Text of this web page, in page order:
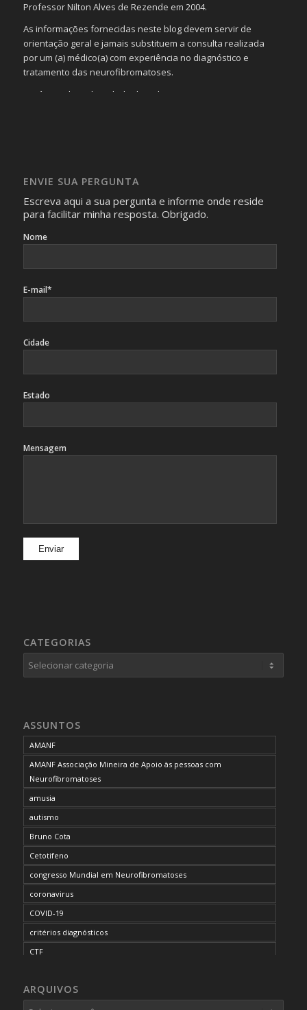
Professor Nilton Alves de Rezende em 2004.
As informações fornecidas neste blog devem servir de
orientação geral e jamais substituem a consulta realizada
por um (a) médico(a) com experiência no diagnóstico e
tratamento das neurofibromatoses.
Será omitida a identidade de todas as pessoas que
identificação da pessoa fotografada.
ENVIE SUA PERGUNTA
Escreva aqui a sua pergunta e informe onde reside
para facilitar minha resposta. Obrigado.
Nome
E-mail*
Cidade
Estado
Mensagem
CATEGORIAS
Categorias
ASSUNTOS
AMANF
AMANF Associação Mineira de Apoio às pessoas com
Neurofibromatoses
amusia
autismo
Bruno Cota
Cetotifeno
congresso Mundial em Neurofibromatoses
coronavirus
COVID-19
critérios diagnósticos
CTF
desordem do processamento auditivo
ARQUIVOS